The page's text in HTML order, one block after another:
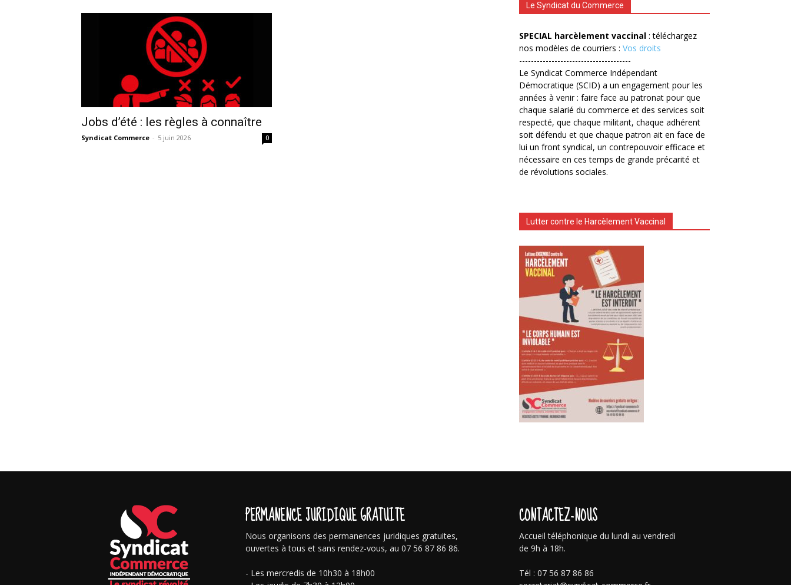
Jobs d’été : les règles à connaître
Syndicat Commerce - 5 juin 2026 0
Le Syndicat du Commerce
SPECIAL harcèlement vaccinal : téléchargez
nos modèles de courriers : Vos droits
--------------------------------------
Le Syndicat Commerce Indépendant
Démocratique (SCID) a un engagement pour les
années à venir : faire face au patronat pour que
chaque salarié du commerce et des services soit
respecté, que chaque militant, chaque adhérent
soit défendu et que chaque patron ait en face de
lui un front syndical, un contrepouvoir efficace et
nécessaire en ces temps de grande précarité et
de révolutions sociales.
Lutter contre le Harcèlement Vaccinal
PERMANENCE JURIDIQUE GRATUITE
Nous organisons des permanences juridiques gratuites,
ouvertes à tous et sans rendez-vous, au 07 56 87 86 86.
- Les mercredis de 10h30 à 18h00
CONTACTEZ-NOUS
Accueil téléphonique du lundi au vendredi
de 9h à 18h.
Tél : 07 56 87 86 86